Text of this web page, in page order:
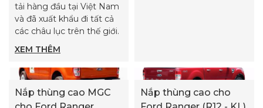
tải hàng đầu tại Việt Nam
và đã xuất khẩu đi tất cả
các châu lục trên thế giới.
XEM THÊM
Nắp thùng cao MGC
Nắp thùng cao cho